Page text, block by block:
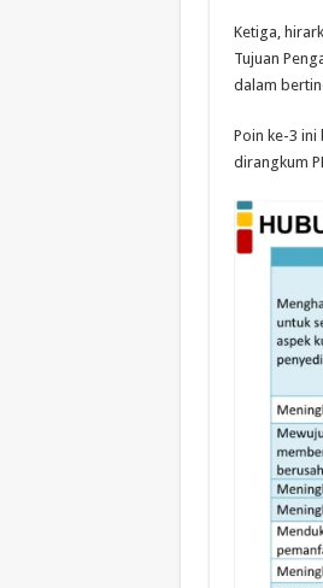
Ketiga,
Tujuan
dalam
Poin ke-3 ini
dirangkum